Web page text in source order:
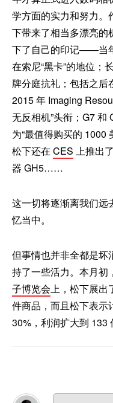
学方面的实力和努力。
下带来了相当多漂亮的
下了自己的印记——当
在索尼“黑卡”的地位；
牌分庭抗礼；包括之
2015 年 Imaging
无反相机”头衔；G7 和
为“最值得购买的 1000
松下还在 CES 上推出
器 GH5……
这一切将逐渐离我们远
忆当中。
但事情也并非全都是坏
持了一些活力。本月初
子博览会上，松下展出
件商品，而且松下表示
30%，利润扩大到 133